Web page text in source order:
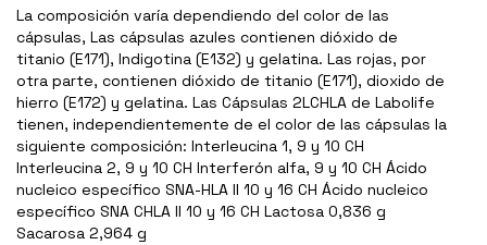
La composición varía dependiendo del color de las
cápsulas, Las cápsulas azules contienen dióxido de
titanio (E171), Indigotina (E132) y gelatina. Las rojas, por
otra parte, contienen dióxido de titanio (E171), dioxido de
hierro (E172) y gelatina. Las Cápsulas 2LCHLA de Labolife
tienen, independientemente de el color de las cápsulas la
siguiente composición: Interleucina 1, 9 y 10 CH
Interleucina 2, 9 y 10 CH Interferón alfa, 9 y 10 CH Ácido
nucleico específico SNA-HLA II 10 y 16 CH Ácido nucleico
específico SNA CHLA II 10 y 16 CH Lactosa 0,836 g
Sacarosa 2,964 g